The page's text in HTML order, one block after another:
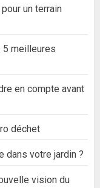
un terrain
5 meilleures
en compte avant
déchet
dans votre jardin ?
vision du